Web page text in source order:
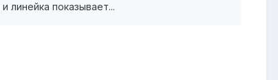
линейка показывает...